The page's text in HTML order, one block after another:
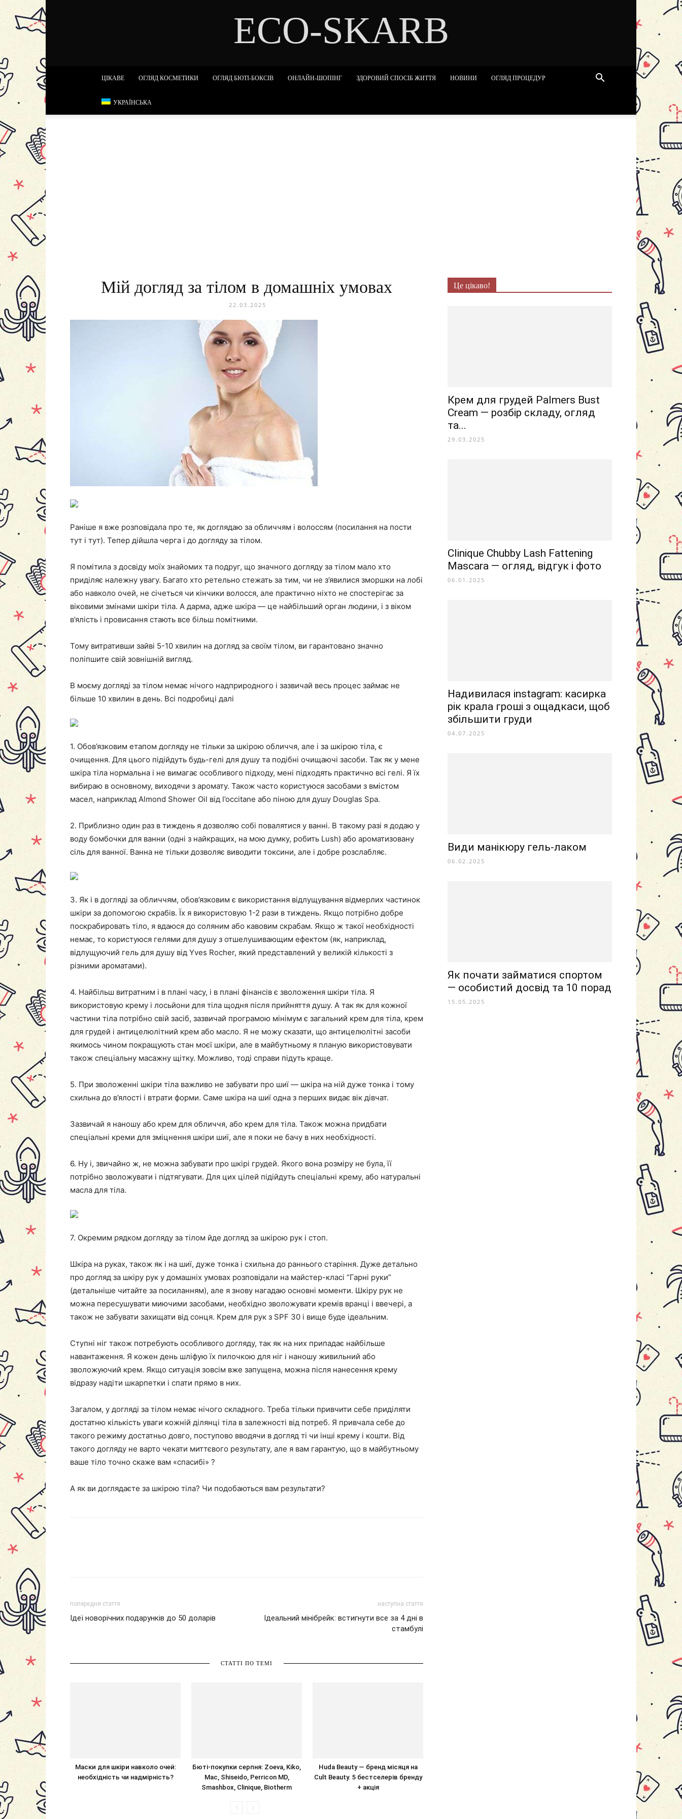
ECO-SKARB
ЦІКАВЕ ОГЛЯД КОСМЕТИКИ ОГЛЯД БЮТІ-БОКСІВ ОНЛАЙН-ШОПІНГ ЗДОРОВИЙ СПОСІБ ЖИТТЯ НОВИНИ ОГЛЯД ПРОЦЕДУР
УКРАЇНСЬКА
Мій догляд за тілом в домашніх умовах
22.03.2025
Раніше я вже розповідала про те, як доглядаю за обличчям і волоссям (посилання на пости
тут і тут). Тепер дійшла черга і до догляду за тілом.
Я помітила з досвіду моїх знайомих та подруг, що значного догляду за тілом мало хто
приділяє належну увагу. Багато хто ретельно стежать за тим, чи не з’явилися зморшки на лобі
або навколо очей, не січеться чи кінчики волосся, але практично ніхто не спостерігає за
віковими змінами шкіри тіла. А дарма, адже шкіра — це найбільший орган людини, і з віком
в’ялість і провисання стають все більш помітними.
Тому витративши зайві 5-10 хвилин на догляд за своїм тілом, ви гарантовано значно
поліпшите свій зовнішній вигляд.
В моєму догляді за тілом немає нічого надприродного і зазвичай весь процес займає не
більше 10 хвилин в день. Всі подробиці далі
1. Обов’язковим етапом догляду не тільки за шкірою обличчя, але і за шкірою тіла, є
очищення. Для цього підійдуть будь-гелі для душу та подібні очищаючі засоби. Так як у мене
шкіра тіла нормальна і не вимагає особливого підходу, мені підходять практично всі гелі. Я їх
вибираю в основному, виходячи з аромату. Також часто користуюся засобами з вмістом
масел, наприклад Almond Shower Oil від l’occitane або піною для душу Douglas Spa.
2. Приблизно один раз в тиждень я дозволяю собі повалятися у ванні. В такому разі я додаю у
воду бомбочки для ванни (одні з найкращих, на мою думку, робить Lush) або ароматизовану
сіль для ванної. Ванна не тільки дозволяє виводити токсини, але і добре розслабляє.
3. Як і в догляді за обличчям, обов’язковим є використання відлущування відмерлих частинок
шкіри за допомогою скрабів. Їх я використовую 1-2 рази в тиждень. Якщо потрібно добре
поскрабировать тіло, я вдаюся до соляним або кавовим скрабам. Якщо ж такої необхідності
немає, то користуюся гелями для душу з отшелушивающим ефектом (як, наприклад,
відлущуючий гель для душу від Yves Rocher, який представлений у великій кількості з
різними ароматами).
4. Найбільш витратним і в плані часу, і в плані фінансів є зволоження шкіри тіла. Я
використовую крему і лосьйони для тіла щодня після прийняття душу. А так як для кожної
частини тіла потрібно свій засіб, зазвичай програмою мінімум є загальний крем для тіла, крем
для грудей і антицелюлітний крем або масло. Я не можу сказати, що антицелюлітні засоби
якимось чином покращують стан моєї шкіри, але в майбутньому я планую використовувати
також спеціальну масажну щітку. Можливо, тоді справи підуть краще.
5. При зволоженні шкіри тіла важливо не забувати про шиї — шкіра на ній дуже тонка і тому
схильна до в’ялості і втрати форми. Саме шкіра на шиї одна з перших видає вік дівчат.
Зазвичай я наношу або крем для обличчя, або крем для тіла. Також можна придбати
спеціальні креми для зміцнення шкіри шиї, але я поки не бачу в них необхідності.
6. Ну і, звичайно ж, не можна забувати про шкірі грудей. Якого вона розміру не була, її
потрібно зволожувати і підтягувати. Для цих цілей підійдуть спеціальні крему, або натуральні
масла для тіла.
7. Окремим рядком догляду за тілом йде догляд за шкірою рук і стоп.
Шкіра на руках, також як і на шиї, дуже тонка і схильна до раннього старіння. Дуже детально
про догляд за шкіру рук у домашніх умовах розповідали на майстер-класі “Гарні руки”
(детальніше читайте за посиланням), але я знову нагадаю основні моменти. Шкіру рук не
можна пересушувати миючими засобами, необхідно зволожувати кремів вранці і ввечері, а
також не забувати захищати від сонця. Крем для рук з SPF 30 і вище буде ідеальним.
Ступні ніг також потребують особливого догляду, так як на них припадає найбільше
навантаження. Я кожен день шліфую їх пилочкою для ніг і наношу живильний або
зволожуючий крем. Якщо ситуація зовсім вже запущена, можна після нанесення крему
відразу надіти шкарпетки і спати прямо в них.
Загалом, у догляді за тілом немає нічого складного. Треба тільки привчити себе приділяти
достатню кількість уваги кожній ділянці тіла в залежності від потреб. Я привчала себе до
такого режиму достатньо довго, поступово вводячи в догляд ті чи інші крему і кошти. Від
такого догляду не варто чекати миттєвого результату, але я вам гарантую, що в майбутньому
ваше тіло точно скаже вам «спасибі» ?
А як ви доглядаєте за шкірою тіла? Чи подобаються вам результати?
попередня стаття
Ідеї новорічних подарунків до 50 доларів
наступна стаття
Ідеальний мінібрейк: встигнути все за 4 дні в
стамбулі
СТАТТІ ПО ТЕМІ
Маски для шкіри навколо очей:
необхідність чи надмірність?
Бюті-покупки серпня: Zoeva, Kiko,
Mac, Shiseido, Perricon MD,
Smashbox, Clinique, Biotherm
Huda Beauty — бренд місяця на
Cult Beauty. 5 бестселерів бренду
+ акція
Це цікаво!
Крем для грудей Palmers Bust
Cream — розбір складу, огляд
та...
29.03.2025
Clinique Chubby Lash Fattening
Mascara — огляд, відгук і фото
06.01.2025
Надивилася instagram: касирка
рік крала гроші з ощадкаси, щоб
збільшити груди
04.07.2025
Види манікюру гель-лаком
06.02.2025
Як почати займатися спортом
— особистий досвід та 10 порад
15.05.2025